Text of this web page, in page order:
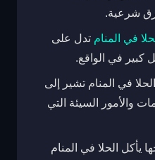
شرعية.
في المنام تدل على
كبير في الواقع.
في المنام تشير إلى
والأمور السيئة التي
يأكل الحلا في المنام